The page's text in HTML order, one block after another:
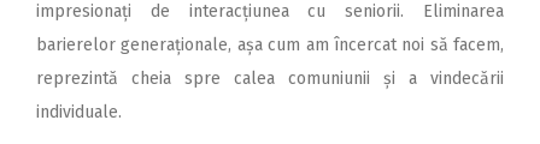
impresionați de interacțiunea cu seniorii. Eliminarea
barierelor ge­neraționale, așa cum am încercat noi să facem,
reprezintă cheia spre calea comuniunii și a vindecării
individuale.